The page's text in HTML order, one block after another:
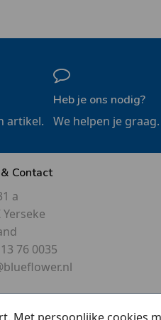
artikel.
Heb je ons nodig?
We helpen je graag.
Contact
a
76 0035